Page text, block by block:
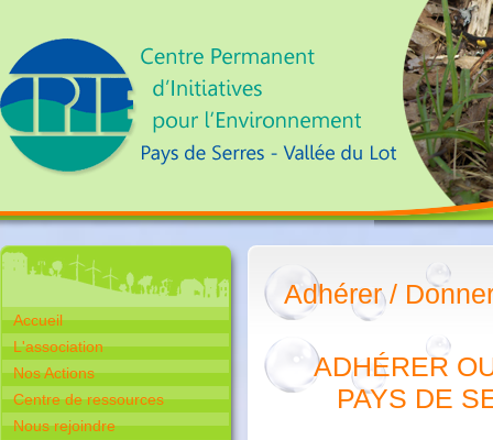
Accueil
L'association
Nos Actions
Centre de ressources
Nous rejoindre
Adhérer /
ADHÉRER
PAYS DE